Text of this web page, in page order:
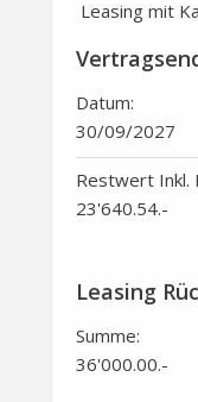
Leasing mit
Datum:
30/09/2027
Restwert Inkl.
23'640.54.-
Leasing
Summe:
36'000.00.-